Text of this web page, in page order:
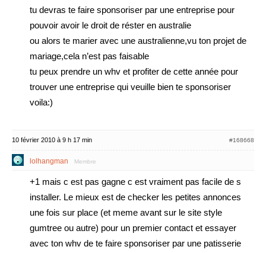
tu devras te faire sponsoriser par une entreprise pour
pouvoir avoir le droit de réster en australie
ou alors te marier avec une australienne,vu ton projet de
mariage,cela n’est pas faisable
tu peux prendre un whv et profiter de cette année pour
trouver une entreprise qui veuille bien te sponsoriser
voila:)
10 février 2010 à 9 h 17 min #168668
lolhangman Membre
+1 mais c est pas gagne c est vraiment pas facile de s
installer. Le mieux est de checker les petites annonces
une fois sur place (et meme avant sur le site style
gumtree ou autre) pour un premier contact et essayer
avec ton whv de te faire sponsoriser par une patisserie